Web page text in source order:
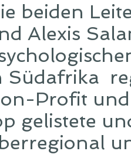
beiden
Alexis
Südafrika
Profit und
gelistete